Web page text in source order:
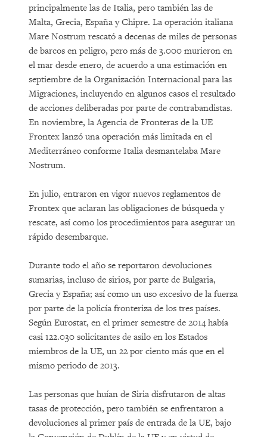
principalmente las de Italia, pero también las de
Malta, Grecia, España y Chipre. La operación italiana
Mare Nostrum rescató a decenas de miles de personas
de barcos en peligro, pero más de 3.000 murieron en
el mar desde enero, de acuerdo a una estimación en
septiembre de la Organización Internacional para las
Migraciones, incluyendo en algunos casos el resultado
de acciones deliberadas por parte de contrabandistas.
En noviembre, la Agencia de Fronteras de la UE
Frontex lanzó una operación más limitada en el
Mediterráneo conforme Italia desmantelaba Mare
Nostrum.
En julio, entraron en vigor nuevos reglamentos de
Frontex que aclaran las obligaciones de búsqueda y
rescate, así como los procedimientos para asegurar un
rápido desembarque.
Durante todo el año se reportaron devoluciones
sumarias, incluso de sirios, por parte de Bulgaria,
Grecia y España; así como un uso excesivo de la fuerza
por parte de la policía fronteriza de los tres países.
Según Eurostat, en el primer semestre de 2014 había
casi 122.030 solicitantes de asilo en los Estados
miembros de la UE, un 22 por ciento más que en el
mismo periodo de 2013.
Las personas que huían de Siria disfrutaron de altas
tasas de protección, pero también se enfrentaron a
devoluciones al primer país de entrada de la UE, bajo